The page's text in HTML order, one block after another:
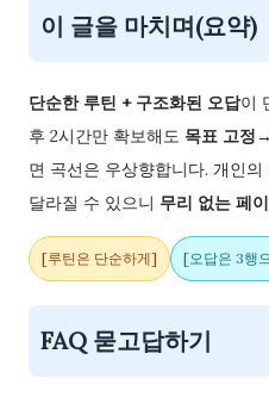
이 글을 마치며(요약)
단순한 루틴 + 구조화된 오답이
후 2시간만 확보해도 목표 고정
면 곡선은 우상향합니다. 개인
달라질 수 있으니 무리 없는 페
[루틴은 단순하게] [오답은 3행
FAQ 묻고답하기